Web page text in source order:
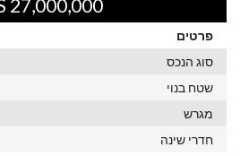
27,000,000 NIS
פרטים
סוג הנכס
שטח בנוי
מגרש
חדרי שינה